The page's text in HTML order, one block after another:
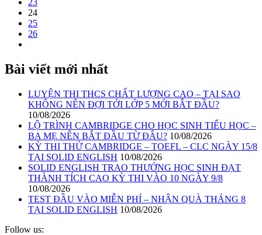
23
24
25
26
Bài viết mới nhất
LUYỆN THI THCS CHẤT LƯỢNG CAO – TẠI SAO
KHÔNG NÊN ĐỢI TỚI LỚP 5 MỚI BẮT ĐẦU?
10/08/2026
LỘ TRÌNH CAMBRIDGE CHO HỌC SINH TIỂU HỌC –
BA MẸ NÊN BẮT ĐẦU TỪ ĐÂU? 10/08/2026
KỲ THI THỬ CAMBRIDGE – TOEFL – CLC NGÀY 15/8
TẠI SOLID ENGLISH 10/08/2026
SOLID ENGLISH TRAO THƯỞNG HỌC SINH ĐẠT
THÀNH TÍCH CAO KỲ THI VÀO 10 NGÀY 9/8
10/08/2026
TEST ĐẦU VÀO MIỄN PHÍ – NHẬN QUÀ THÁNG 8
TẠI SOLID ENGLISH 10/08/2026
Follow us: